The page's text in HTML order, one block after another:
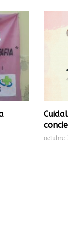
octubre